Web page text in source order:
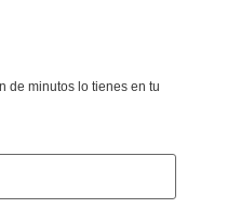
de minutos lo tienes en tu